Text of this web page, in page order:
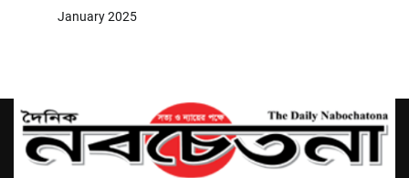
January 2025